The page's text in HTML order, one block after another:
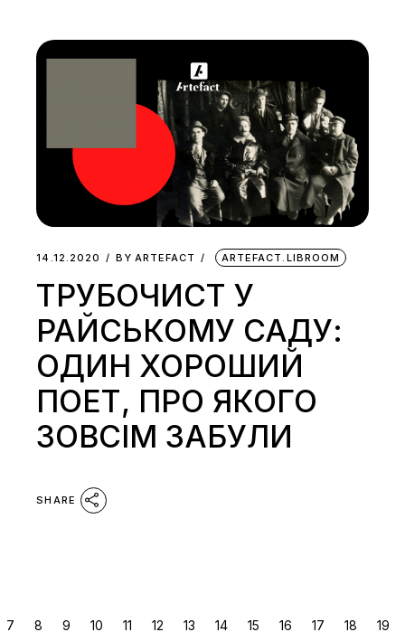
14.12.2020 BY ARTEFACT ARTEFACT.LIBROOM
ТРУБОЧИСТ У
РАЙСЬКОМУ САДУ:
ОДИН ХОРОШИЙ
ПОЕТ, ПРО ЯКОГО
ЗОВСІМ ЗАБУЛИ
SHARE
7 8 9 10 11 12 13 14 15 16 17 18 19